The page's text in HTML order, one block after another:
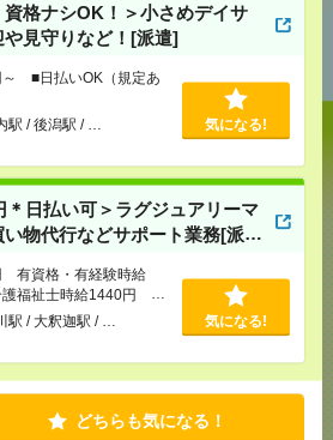
資格ナシOK！＞小さめデイサ
や見守りなど！[派遣]
～ ■日払いOK（規定あ
駅 / 後潟駅 / … 気になる!
＊日払い可＞ラグジュアリーマ
い物代行などサポート業務[派
有資格・有経験時給
福祉士時給1440円 ■
定あり）※即日払い不
駅 / 大釈迦駅 / … 気になる!
どちらも気になる！
覧履歴からの
すめ
[派遣]
払いOK（規定あり）
ソリン代も全額支給
もご相談ください
潟駅/…
・有経験時給1250